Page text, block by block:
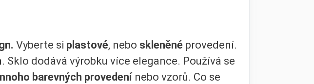
Vyberte si plastové, nebo skleněné provedení.
Sklo dodává výrobku více elegance. Používá se
barevných provedení nebo vzorů. Co se